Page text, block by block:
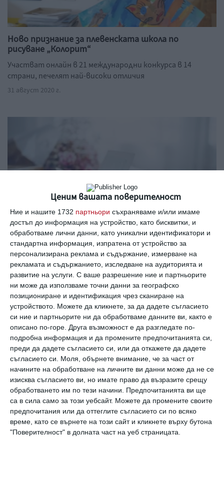
Ценим вашата поверителност
Ние и нашите 1732 партньори съхраняваме и/или имаме
достъп до информация на устройство, като бисквитки, и
обработваме лични данни, като уникални идентификатори и
стандартна информация, изпратена от устройство за
персонализирана реклама и съдържание, измерване на
рекламата и съдържанието, изследване на аудиторията и
развитие на услуги. С ваше разрешение ние и партньорите
ни може да използваме точни данни за географско
позициониране и идентификация чрез сканиране на
устройството. Можете да кликнете, за да дадете съгласието
си ние и партньорите ни да обработваме данните ви, както е
описано по-горе. Друга възможност е да разгледате по-
подробна информация и да промените предпочитанията си,
преди да дадете съгласието си, или да откажете да дадете
съгласието си. Моля, обърнете внимание, че за част от
начините на обработване на личните ви данни може да не се
изисква съгласието ви, но имате право да възразите срещу
обработването им по тези начини. Предпочитанията ви ще
са в сила само за този уебсайт. Можете да промените своите
предпочитания или да оттеглите съгласието си по всяко
време, като се върнете на този сайт и кликнете върху бутона
"Поверителност" в долната част на уеб страницата.
Ново признание за плевенската школа по
рисуване „Колорит“
Участват онлайн в 21 международни конкурса в 14
страни, печелят най-високи отличия
31 август 2020 г.
Когато щъркелите отлитат за топлите страни
24 август 2020 г.
България e сред страните с най-много
извънбрачни деца в ЕС